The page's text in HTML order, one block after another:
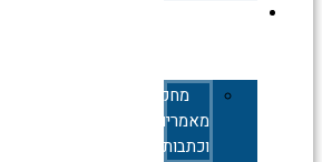
מחקרים,
מאמרים
וכתבות